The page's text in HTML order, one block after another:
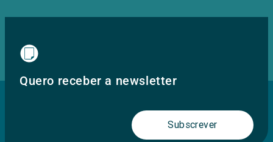
Quero receber a newsletter
Subscrever